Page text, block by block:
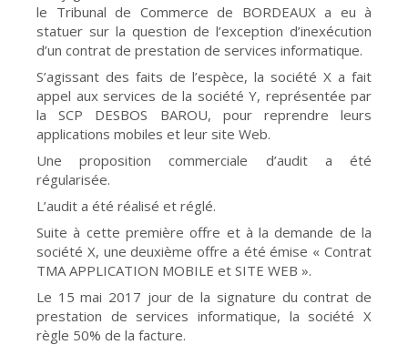
le Tribunal de Commerce de BORDEAUX a eu à
statuer sur la question de l’exception d’inexécution
d’un contrat de prestation de services informatique.
S’agissant des faits de l’espèce, la société X a fait
appel aux services de la société Y, représentée par
la SCP DESBOS BAROU, pour reprendre leurs
applications mobiles et leur site Web.
Une proposition commerciale d’audit a été
régularisée.
L’audit a été réalisé et réglé.
Suite à cette première offre et à la demande de la
société X, une deuxième offre a été émise « Contrat
TMA APPLICATION MOBILE et SITE WEB ».
Le 15 mai 2017 jour de la signature du contrat de
prestation de services informatique, la société X
règle 50% de la facture.